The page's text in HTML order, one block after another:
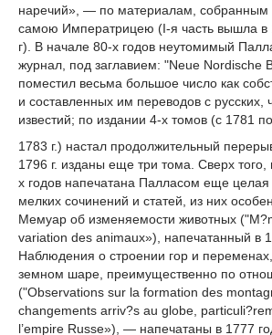
наречий», — по материалам, собранным
самою Императрицею (I-я часть вышла в
г). В начале 80-х годов неутомимый
журнал, под заглавием: "Neue Nordische
поместил весьма большое число как
и составленных им переводов с русских,
известий; по издании 4-х томов (с 1781 по
1783 г.) настал продолжительный
1796 г. изданы еще три тома. Сверх того,
х годов напечатана Палласом еще
мелких сочинений и статей, из них
Мемуар об изменяемости животных
variation des animaux»), напечатанный в
Наблюдения о строении гор и
земном шаре, преимущественно по
("Observations sur la formation des
changements arriv?s au globe,
l’empire Russe»), — напечатаны в 1777